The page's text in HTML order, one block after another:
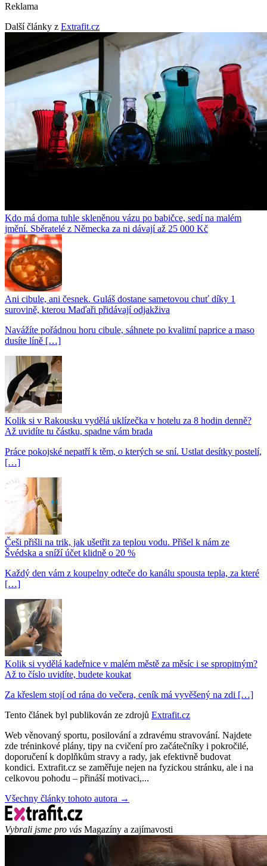
Reklama
Další články z Extrafit.cz
Kdo má doma tuhle skleněnou vázu po babičce, sedí na malém
jmění. Sběratelé z Německa za ni dávají až 25 000 Kč
Ani cibule, ani česnek. Guláš dostane sametovou chuť díky 1
surovině, kterou Maďaři přidávají odjakživa
Navážíte pořádnou horu cibule, sáhnete po kvalitní paprice a maso
dusíte líně […]
Kolik si v Rakousku vydělá uklízečka v hotelu za 8 hodin denně?
Až uvidíte tu částku, spadne vám brada
Práce pokojské nepatří k těm, o kterých se sní. Ustlat desítky postelí,
[…]
Češi přišli na trik, jak ušetřit za teplou vodu. Přišel k nám ze
Švédska a sníží účet klidně o 20 %
Každý den vám z koupelny odteče do kanálu spousta tepla, za které
[…]
Kolik si vydělá kadeřnice v malém městě za měsíc i se spropitným?
Až to číslo uvidíte, budete koukat
Za křeslem stojí od rána do večera, ceník má vyvěšený na zdi […]
Tento článek byl publikován ze zdrojů Extrafit.cz
Web věnovaný sportu, posilování a zdravému stravování. Najdete
zde tréninkové plány, tipy na cvičení pro začátečníky i pokročilé,
doporučení k doplňkům stravy a rady, jak efektivně budovat
kondici. Extrafit.cz se zaměřuje nejen na fyzickou stránku, ale i na
celkovou pohodu – přináší motivaci,...
Všechny články tohoto autora →
Vybrali jsme pro vás Magazíny a zajímavosti